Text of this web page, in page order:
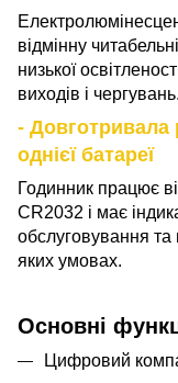
відмінну
низької
виходів і чергувань.
- Довготривала
однієї батареї
Годинник працює
CR2032 і має
обслуговування
яких умовах.
Основні
Цифровий